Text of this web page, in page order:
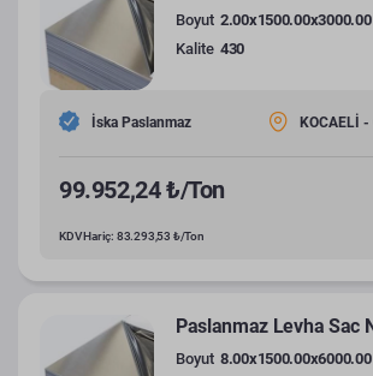
Boyut 2.00x1500.00x3000.00
Kalite 430
İska Paslanmaz KOCAELİ -
99.952,24 ₺/Ton
KDV Hariç: 83.293,53 ₺/Ton
Paslanmaz Levha Sac
Boyut 8.00x1500.00x6000.00